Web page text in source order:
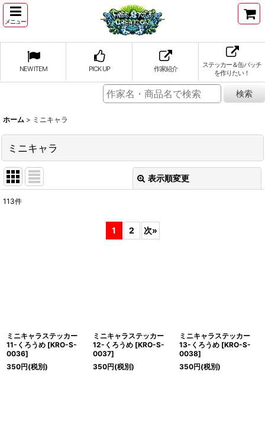
メニュー
NEW ITEM PICK UP 作家紹介
ステッカー＆缶バッチ
を作りたい！
ホーム > ミニキャラ
ミニキャラ
表示順変更
113件
1 2 次»
ミニキャラステッカー
11-くろうめ [KRO-S-
0036]
350円(税別)
ミニキャラステッカー
12-くろうめ [KRO-S-
0037]
350円(税別)
ミニキャラステッカー
13-くろうめ [KRO-S-
0038]
350円(税別)